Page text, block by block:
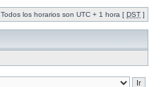
Todos los horarios son UTC + 1 hora [ DST ]